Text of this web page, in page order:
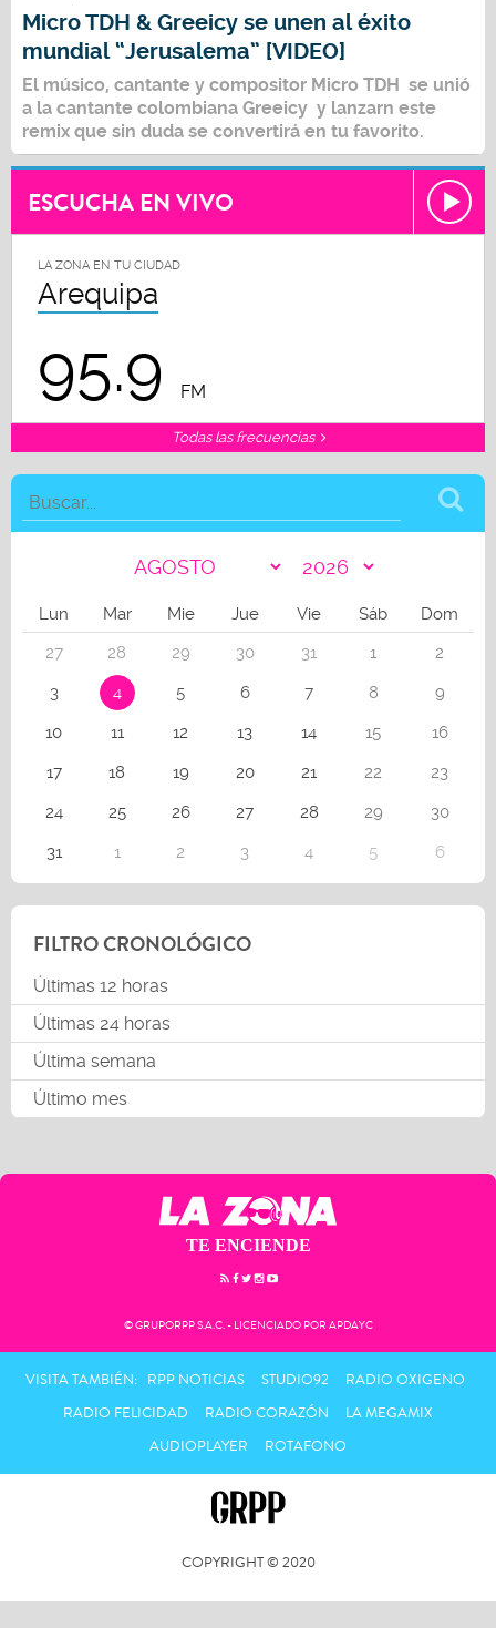
Micro TDH & Greeicy se unen al éxito
mundial “Jerusalema” [VIDEO]
El músico, cantante y compositor Micro TDH se unió
a la cantante colombiana Greeicy y lanzarn este
remix que sin duda se convertirá en tu favorito.
ESCUCHA EN VIVO
LA ZONA EN TU CIUDAD
Arequipa
95.9 FM
Todas las frecuencias
Lun Mar Mie Jue Vie Sáb
Dom
27
28 29 30 31 1
2
3
4 5 6 7 8
9
10
11 12 13 14 15
16
17
18 19 20 21 22
23
24
25 26 27 28 29
30
31
1 2 3 4 5 6
FILTRO CRONOLÓGICO
Últimas 12 horas
Últimas 24 horas
Última semana
Último mes
TE ENCIENDE
© GRUPORPP S.A.C. - LICENCIADO POR APDAYC
VISITA TAMBIÉN: RPP NOTICIAS STUDIO92
RADIO OXIGENO
RADIO FELICIDAD
RADIO CORAZÓN
LA MEGAMIX
AUDIOPLAYER
ROTAFONO
COPYRIGHT © 2020